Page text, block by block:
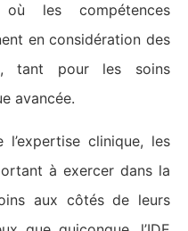
les compétences
en considération des
tant pour les soins
avancée.
clinique, les
à exercer dans la
aux côtés de leurs